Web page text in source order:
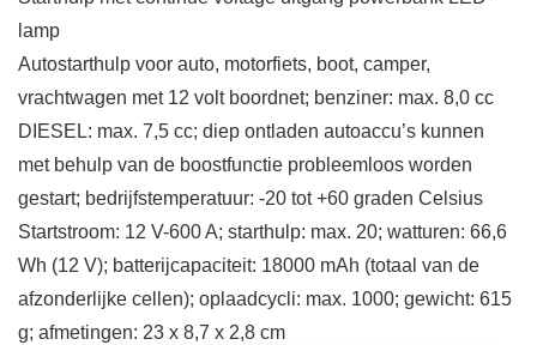
lamp
Autostarthulp voor auto, motorfiets, boot, camper,
vrachtwagen met 12 volt boordnet; benziner: max. 8,0 cc
DIESEL: max. 7,5 cc; diep ontladen autoaccu’s kunnen
met behulp van de boostfunctie probleemloos worden
gestart; bedrijfstemperatuur: -20 tot +60 graden Celsius
Startstroom: 12 V-600 A; starthulp: max. 20; watturen: 66,6
Wh (12 V); batterijcapaciteit: 18000 mAh (totaal van de
afzonderlijke cellen); oplaadcycli: max. 1000; gewicht: 615
g; afmetingen: 23 x 8,7 x 2,8 cm